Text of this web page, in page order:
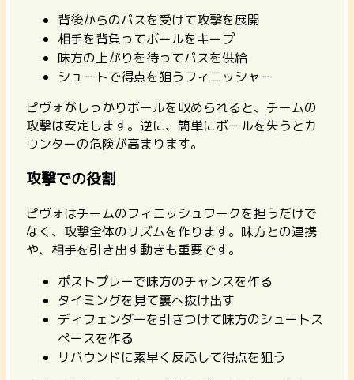
背後からのパスを受けて攻撃を展開
相手を背負ってボールをキープ
味方の上がりを待ってパスを供給
シュートで得点を狙うフィニッシャー
ピヴォがしっかりボールを収められると、チームの
攻撃は安定します。逆に、簡単にボールを失うとカ
ウンターの危険が高まります。
攻撃での役割
ピヴォはチームのフィニッシュワークを担うだけで
なく、攻撃全体のリズムを作ります。味方との連携
や、相手を引き出す動きも重要です。
ポストプレーで味方のチャンスを作る
タイミングを見て裏へ抜け出す
ディフェンダーを引きつけて味方のシュートス
ペースを作る
リバウンドに素早く反応して得点を狙う